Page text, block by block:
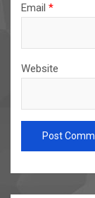
Email *
Website